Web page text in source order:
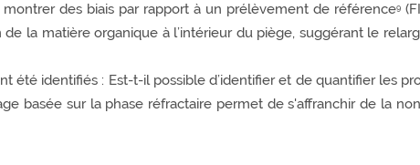
des biais par rapport à un prélèvement de référence9
la matière organique à l’intérieur du piège, suggérant le
été identifiés : Est-t-il possible d’identifier et de quantifier les
basée sur la phase réfractaire permet de s'affranchir de la